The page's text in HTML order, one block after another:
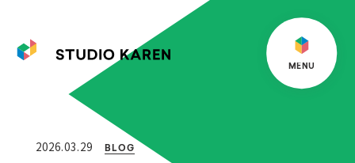
MENU
2026.03.29 BLOG